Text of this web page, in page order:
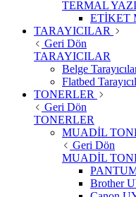
TERMAL
ETİKET
TARAYICILAR
Geri Dön
TARAYICILAR
Belge
Flatbed
TONERLER
Geri Dön
TONERLER
MUADİL
Geri Dön
MUADİL
Brother